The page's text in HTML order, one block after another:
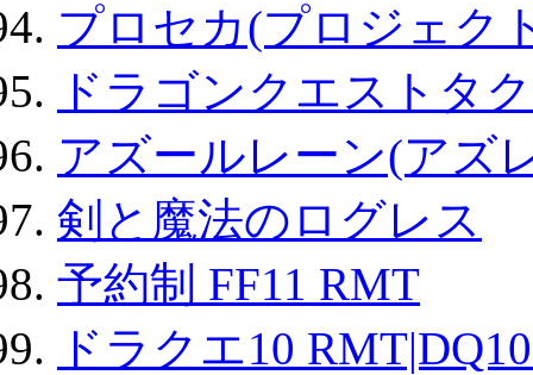
プロセカ(プロジェク
ドラゴンクエストタ
アズールレーン(アズ
剣と魔法のログレス
予約制 FF11 RMT
ドラクエ10